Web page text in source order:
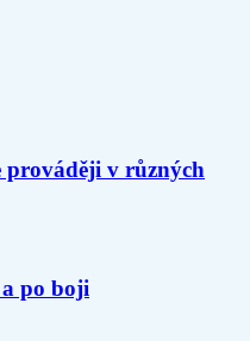
prováději v různých
po boji